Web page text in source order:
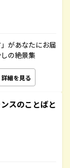
があなたにお届
の絶景集
詳細を見る
スのことばと